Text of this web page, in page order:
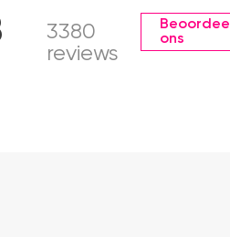
3380
reviews
Beoordeel
ons